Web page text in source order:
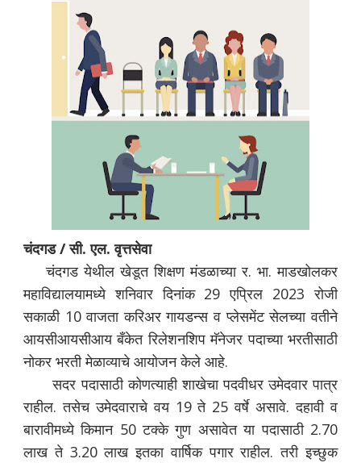
चंदगड / सी. एल. वृत्तसेवा
चंदगड येथील खेडूत शिक्षण मंडळाच्या र. भा. माडखोलकर
महाविद्यालयामध्ये शनिवार दिनांक 29 एप्रिल 2023 रोजी
सकाळी 10 वाजता करिअर गायडन्स व प्लेसमेंट सेलच्या वतीने
आयसीआयसीआय बँकेत रिलेशनशिप मॅनेजर पदाच्या भरतीसाठी
नोकर भरती मेळाव्याचे आयोजन केले आहे.
सदर पदासाठी कोणत्याही शाखेचा पदवीधर उमेदवार पात्र
राहील. तसेच उमेदवाराचे वय 19 ते 25 वर्षे असावे. दहावी व
बारावीमध्ये किमान 50 टक्के गुण असावेत या पदासाठी 2.70
लाख ते 3.20 लाख इतका वार्षिक पगार राहील. तरी इच्छुक